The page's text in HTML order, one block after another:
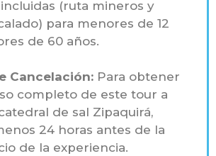
(ruta mineros y
para menores de 12
de 60 años.
Cancelación: Para obtener
completo de este tour a
de sal Zipaquirá,
24 horas antes de la
de la experiencia.